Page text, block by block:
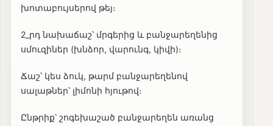
խոտաբույսերով թեյ։
2_րդ նախաճաշ՝ մրգերից և բանջարեղենից
սմուզիներ (խնձոր, վարունգ, կիվի)։
Ճաշ՝ կես ձուկ, թարմ բանջարեղենով
սալաթներ՝ լիմոնի հյութով։
Ընթրիք՝ շոգեխաշած բանջարեղեն առանց